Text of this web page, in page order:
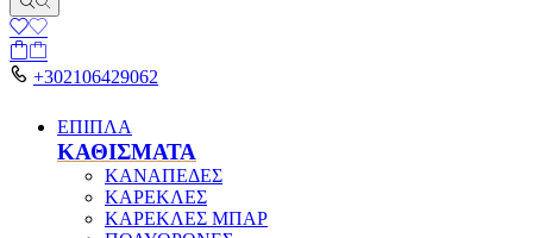
+302106429062
ΕΠΙΠΛΑ
ΚΑΘΙΣΜΑΤΑ
ΚΑΝΑΠΕΔΕΣ
ΚΑΡΕΚΛΕΣ
ΚΑΡΕΚΛΕΣ ΜΠΑΡ